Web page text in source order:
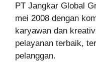
PT Jangkar Global
mei 2008 dengan
karyawan dan
pelayanan terbaik,
pelanggan.